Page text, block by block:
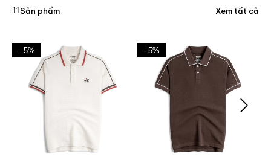
- 5% - 5%
Sản phẩm
11 Xem tất cả